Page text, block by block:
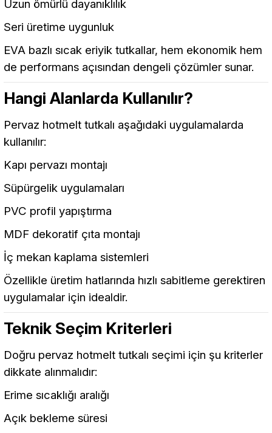
Uzun ömürlü dayanıklılık
Seri üretime uygunluk
EVA bazlı sıcak eriyik tutkallar, hem ekonomik hem
de performans açısından dengeli çözümler sunar.
Hangi Alanlarda Kullanılır?
Pervaz hotmelt tutkalı aşağıdaki uygulamalarda
kullanılır:
Kapı pervazı montajı
Süpürgelik uygulamaları
PVC profil yapıştırma
MDF dekoratif çıta montajı
İç mekan kaplama sistemleri
Özellikle üretim hatlarında hızlı sabitleme gerektiren
uygulamalar için idealdir.
Teknik Seçim Kriterleri
Doğru pervaz hotmelt tutkalı seçimi için şu kriterler
dikkate alınmalıdır:
Erime sıcaklığı aralığı
Açık bekleme süresi